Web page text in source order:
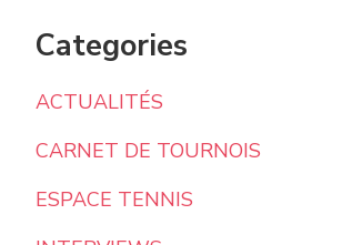
Categories
ACTUALITÉS
CARNET DE TOURNOIS
ESPACE TENNIS